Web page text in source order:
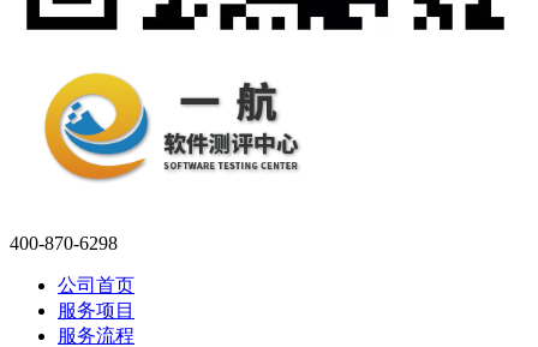
400-870-6298
公司首页
服务项目
服务流程